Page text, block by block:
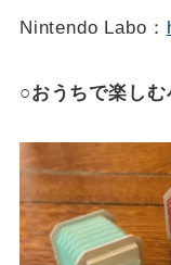
Nintendo Labo：
○おうちで楽し